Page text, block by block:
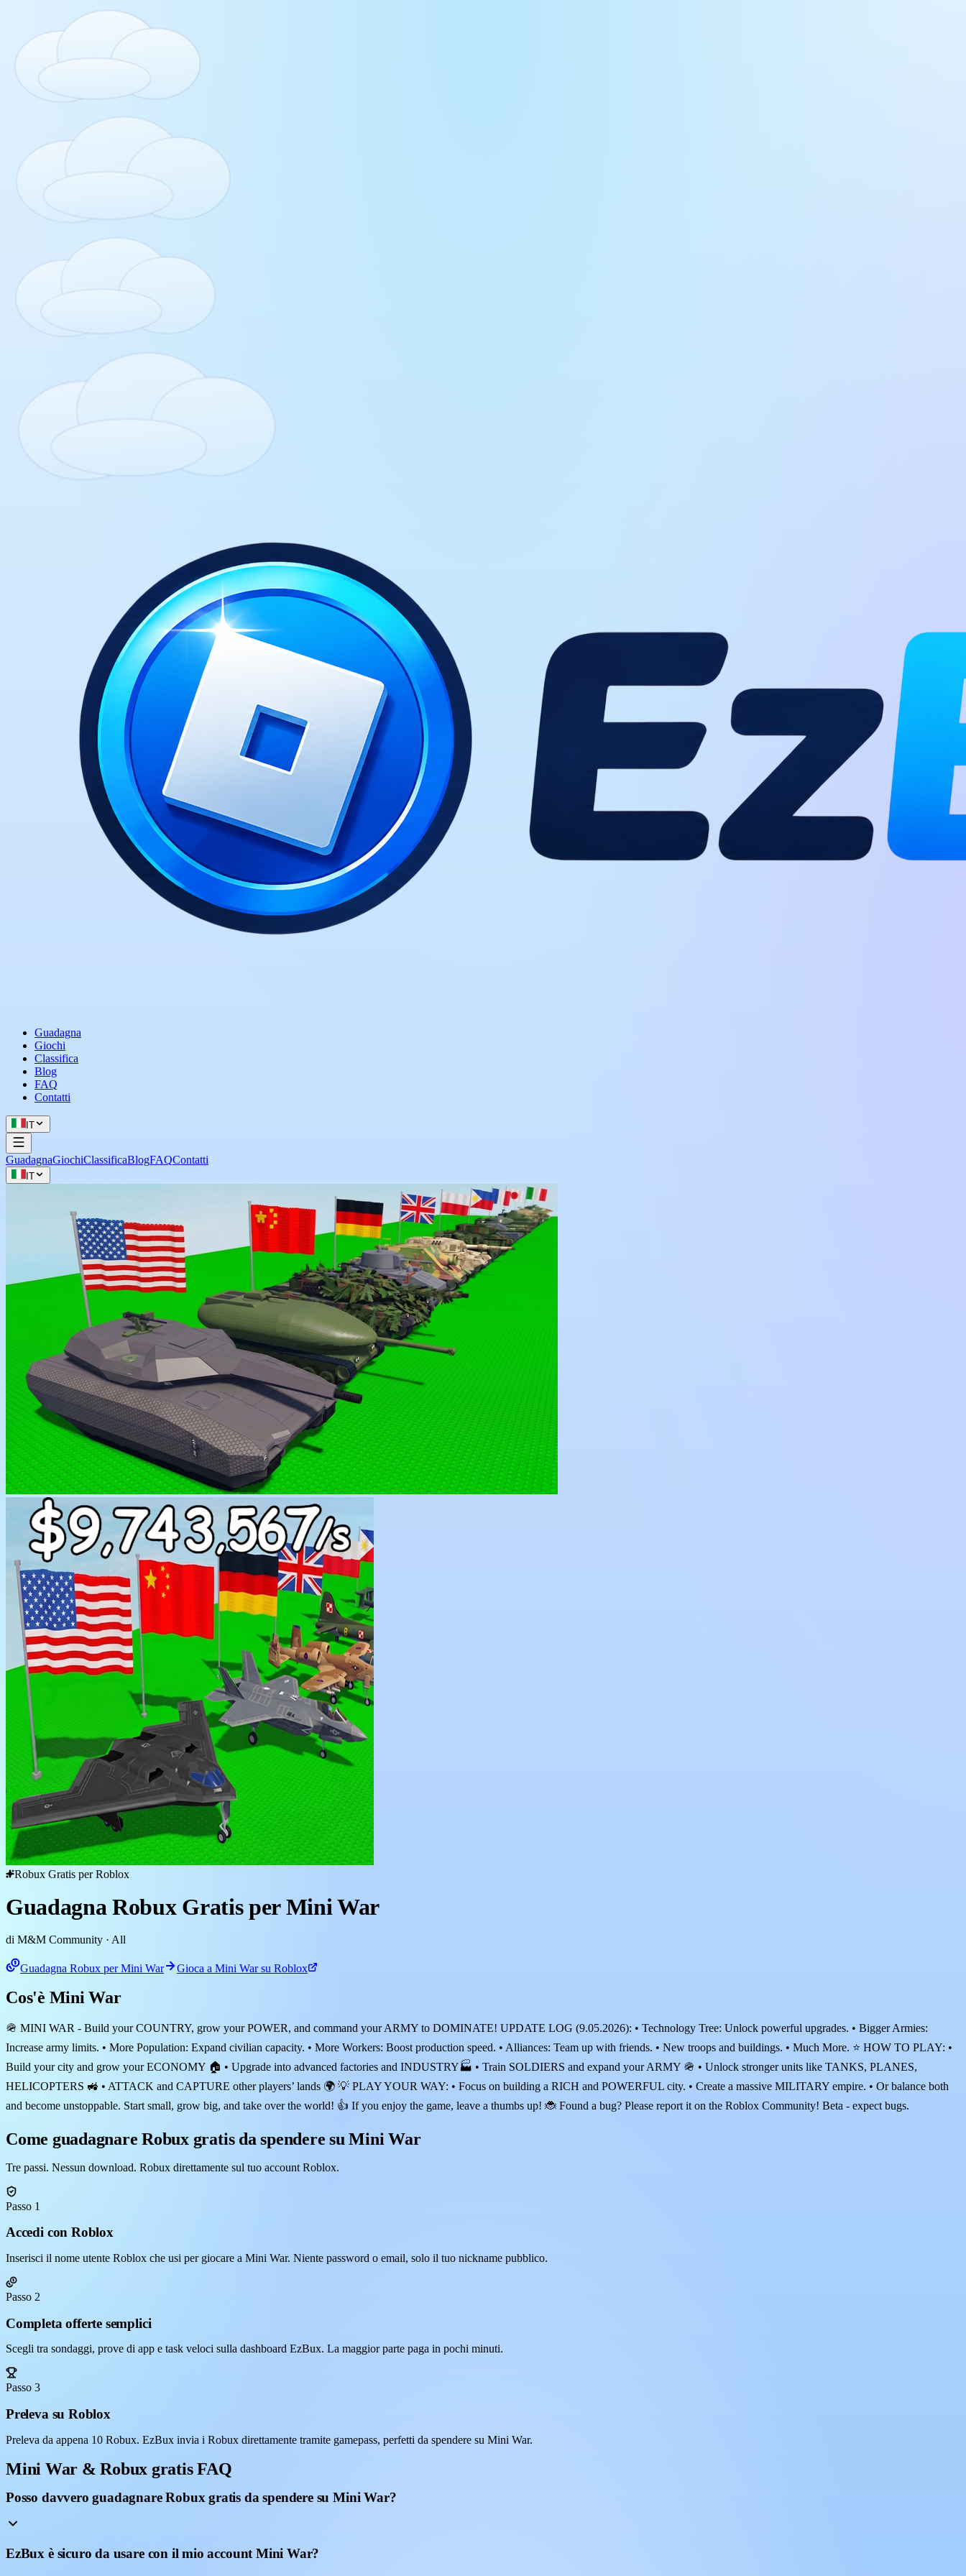
Guadagna
Giochi
Classifica
Blog
FAQ
Contatti
IT
GuadagnaGiochiClassificaBlogFAQContatti
IT
Robux Gratis per Roblox
Guadagna Robux Gratis per Mini War
di M&M Community · All
Guadagna Robux per Mini War Gioca a Mini War su Roblox
Cos'è Mini War
🪖 MINI WAR - Build your COUNTRY, grow your POWER, and command your ARMY to DOMINATE! UPDATE LOG (9.05.2026): • Technology Tree: Unlock powerful upgrades. • Bigger Armies:
Increase army limits. • More Population: Expand civilian capacity. • More Workers: Boost production speed. • Alliances: Team up with friends. • New troops and buildings. • Much More. ⭐ HOW TO PLAY: •
Build your city and grow your ECONOMY 🏠 • Upgrade into advanced factories and INDUSTRY🏭 • Train SOLDIERS and expand your ARMY 🪖 • Unlock stronger units like TANKS, PLANES,
HELICOPTERS 🚜 • ATTACK and CAPTURE other players’ lands 🌍 💡 PLAY YOUR WAY: • Focus on building a RICH and POWERFUL city. • Create a massive MILITARY empire. • Or balance both
and become unstoppable. Start small, grow big, and take over the world! 👍 If you enjoy the game, leave a thumbs up! 🐞 Found a bug? Please report it on the Roblox Community! Beta - expect bugs.
Come guadagnare Robux gratis da spendere su Mini War
Tre passi. Nessun download. Robux direttamente sul tuo account Roblox.
Passo 1
Accedi con Roblox
Inserisci il nome utente Roblox che usi per giocare a Mini War. Niente password o email, solo il tuo nickname pubblico.
Passo 2
Completa offerte semplici
Scegli tra sondaggi, prove di app e task veloci sulla dashboard EzBux. La maggior parte paga in pochi minuti.
Passo 3
Preleva su Roblox
Preleva da appena 10 Robux. EzBux invia i Robux direttamente tramite gamepass, perfetti da spendere su Mini War.
Mini War & Robux gratis FAQ
Posso davvero guadagnare Robux gratis da spendere su Mini War?
EzBux è sicuro da usare con il mio account Mini War?